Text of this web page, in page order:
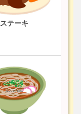
ステーキ